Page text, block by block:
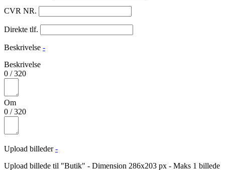
CVR NR.
Direkte tlf.
Beskrivelse -
Beskrivelse
0 /320
Om
0 /320
Upload billeder -
Upload billede til "Butik" - Dimension 286x203 px - Maks 1 billede